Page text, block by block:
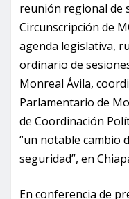
reunión regional de
Circunscripción de
agenda legislativa,
ordinario de
Monreal Ávila,
Parlamentario de
de Coordinación
“un notable cambio
seguridad”, en
En conferencia de